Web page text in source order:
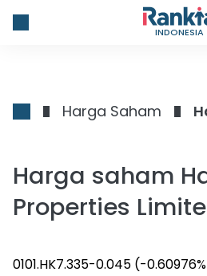
INDONESIA
Harga Saham
Harga saham
Properties
0101.HK7.335-0.045 (-